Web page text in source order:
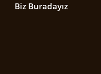
Biz Buradayız